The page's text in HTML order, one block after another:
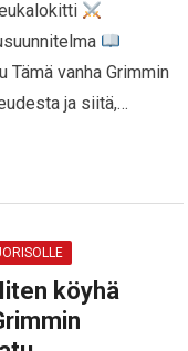
Tämä vanha Grimmin
ja siitä,…
köyhä